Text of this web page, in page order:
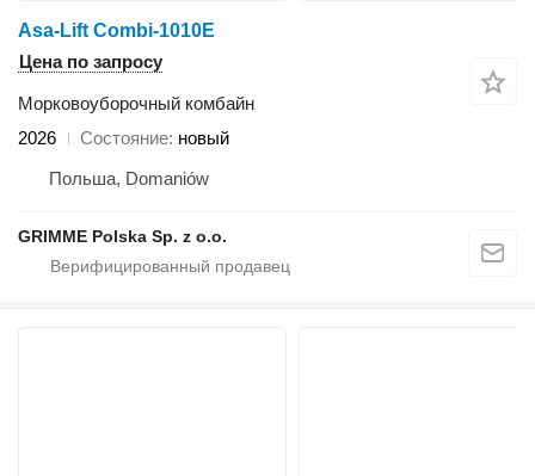
Asa-Lift Combi-1010E
Цена по запросу
Морковоуборочный комбайн
2026
Состояние новый
Польша, Domaniów
GRIMME Polska Sp. z o.o.